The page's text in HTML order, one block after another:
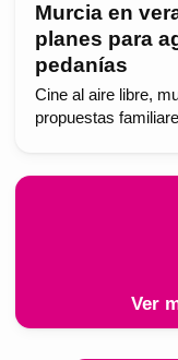
Murcia en
planes para
pedanías
Cine al aire libre,
propuestas
Ver